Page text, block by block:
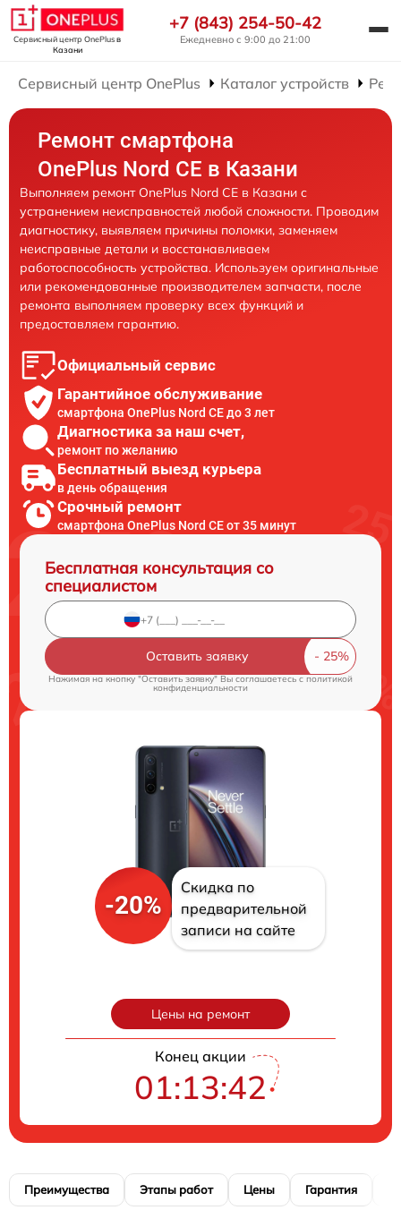
Сервисный центр OnePlusв
Казани
+7 (843) 254-50-42
Ежедневно с 9:00 до 21:00
Сервисный центр OnePlus Каталог устройств
Ремонт смартфона
OnePlus Nord CE в Казани
Выполняем ремонт OnePlus Nord CE в Казани с
устранением неисправностей любой сложности. Проводим
диагностику, выявляем причины поломки, заменяем
неисправные детали и восстанавливаем
работоспособность устройства. Используем оригинальные
или рекомендованные производителем запчасти, после
ремонта выполняем проверку всех функций и
предоставляем гарантию.
Официальный сервис
Гарантийное обслуживание
смартфона OnePlus Nord CE до 3 лет
Диагностика за наш счет,
ремонт по желанию
Бесплатный выезд курьера
в день обращения
Срочный ремонт
смартфона OnePlus Nord CE от 35 минут
Бесплатная консультация со
специалистом
Оставить заявку
Нажимая на кнопку "Оставить заявку" Вы соглашаетесь c политикой
конфиденциальности
-20%
Скидка по
предварительной
записи на сайте
Цены на ремонт
Конец акции
01:13:41
Преимущества Этапы работ Цены Гарантия